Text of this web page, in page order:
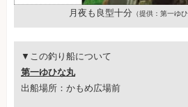
月夜も良型十分 （提供：第一ゆ
▼この釣り船について
第一ゆひな丸
出船場所：かもめ広場前